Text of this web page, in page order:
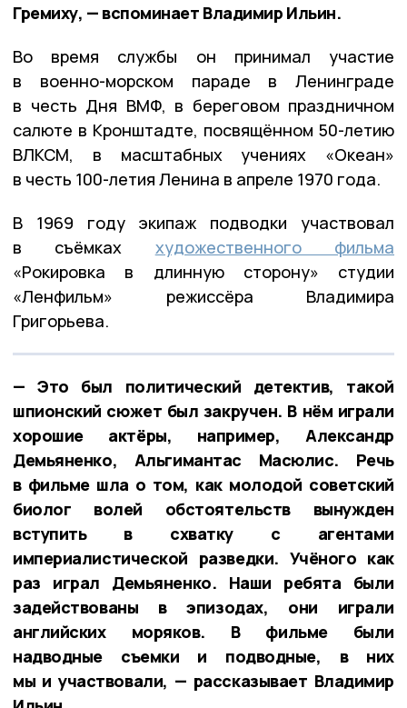
Гремиху, — вспоминает Владимир Ильин.
Во время службы он принимал участие
в военно-морском параде в Ленинграде
в честь Дня ВМФ, в береговом праздничном
салюте в Кронштадте, посвящённом 50-летию
ВЛКСМ, в масштабных учениях «Океан»
в честь 100-летия Ленина в апреле 1970 года.
В 1969 году экипаж подводки участвовал
в съёмках художественного фильма
«Рокировка в длинную сторону» студии
«Ленфильм» режиссёра Владимира
Григорьева.
— Это был политический детектив, такой
шпионский сюжет был закручен. В нём играли
хорошие актёры, например, Александр
Демьяненко, Альгимантас Масюлис. Речь
в фильме шла о том, как молодой советский
биолог волей обстоятельств вынужден
вступить в схватку с агентами
империалистической разведки. Учёного как
раз играл Демьяненко. Наши ребята были
задействованы в эпизодах, они играли
английских моряков. В фильме были
надводные съемки и подводные, в них
мы и участвовали, — рассказывает Владимир